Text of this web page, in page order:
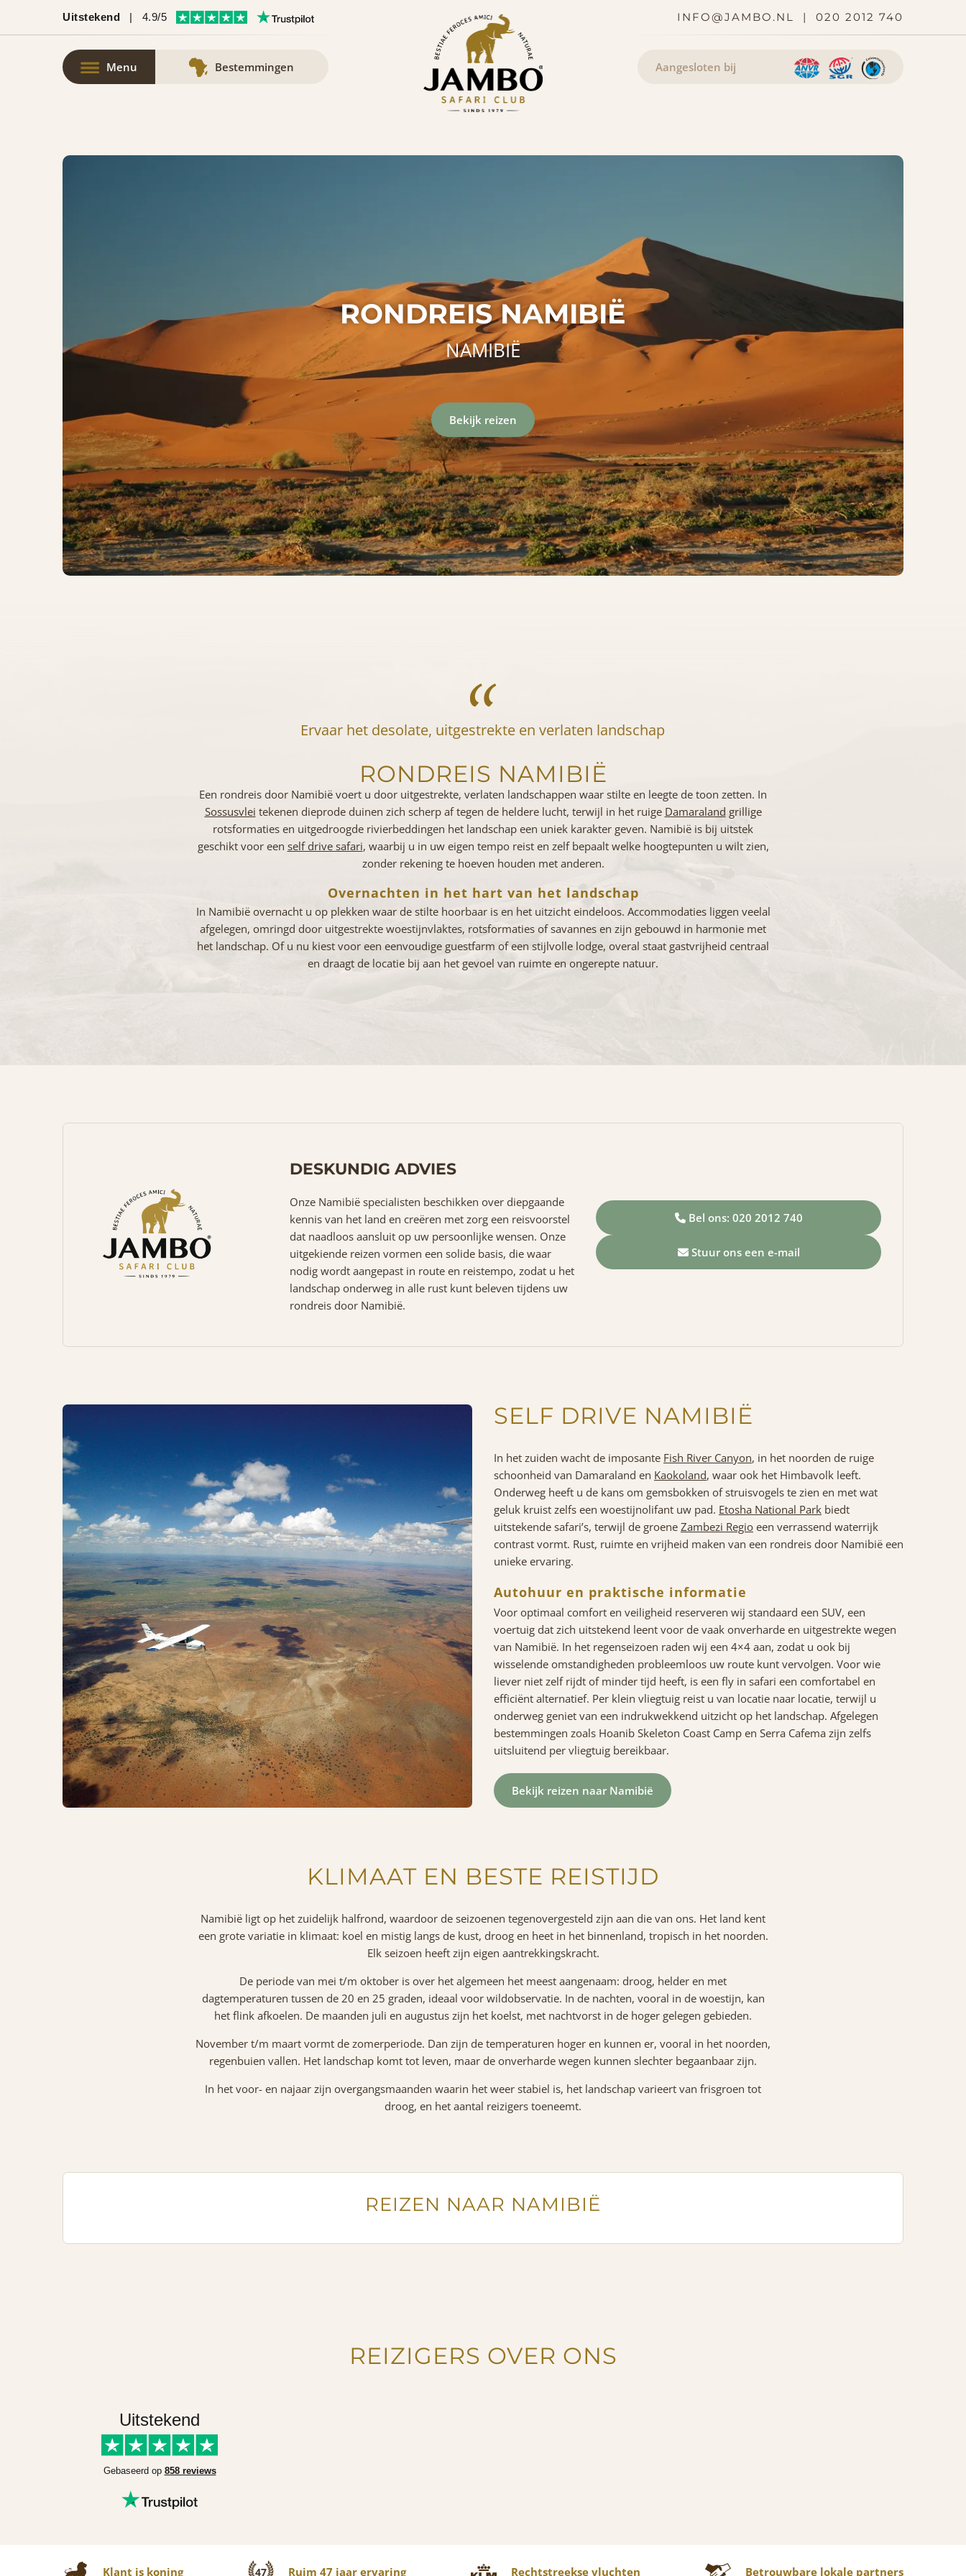
Uitstekend | 4.9/5 INFO@JAMBO.NL | 020 2012 740
Menu Bestemmingen Aangesloten bij
RONDREIS NAMIBIË
NAMIBIË
Bekijk reizen
Ervaar het desolate, uitgestrekte en verlaten landschap
RONDREIS NAMIBIË
Een rondreis door Namibië voert u door uitgestrekte, verlaten landschappen waar stilte en leegte de toon zetten. In
Sossusvlei tekenen dieprode duinen zich scherp af tegen de heldere lucht, terwijl in het ruige Damaraland grillige
rotsformaties en uitgedroogde rivierbeddingen het landschap een uniek karakter geven. Namibië is bij uitstek
geschikt voor een self drive safari, waarbij u in uw eigen tempo reist en zelf bepaalt welke hoogtepunten u wilt zien,
zonder rekening te hoeven houden met anderen.
Overnachten in het hart van het landschap
In Namibië overnacht u op plekken waar de stilte hoorbaar is en het uitzicht eindeloos. Accommodaties liggen veelal
afgelegen, omringd door uitgestrekte woestijnvlaktes, rotsformaties of savannes en zijn gebouwd in harmonie met
het landschap. Of u nu kiest voor een eenvoudige guestfarm of een stijlvolle lodge, overal staat gastvrijheid centraal
en draagt de locatie bij aan het gevoel van ruimte en ongerepte natuur.
DESKUNDIG ADVIES
Onze Namibië specialisten beschikken over diepgaande
kennis van het land en creëren met zorg een reisvoorstel
dat naadloos aansluit op uw persoonlijke wensen. Onze
uitgekiende reizen vormen een solide basis, die waar
nodig wordt aangepast in route en reistempo, zodat u het
landschap onderweg in alle rust kunt beleven tijdens uw
rondreis door Namibië.
Bel ons: 020 2012 740
Stuur ons een e-mail
SELF DRIVE NAMIBIË
In het zuiden wacht de imposante Fish River Canyon, in het noorden de ruige
schoonheid van Damaraland en Kaokoland, waar ook het Himbavolk leeft.
Onderweg heeft u de kans om gemsbokken of struisvogels te zien en met wat
geluk kruist zelfs een woestijnolifant uw pad. Etosha National Park biedt
uitstekende safari’s, terwijl de groene Zambezi Regio een verrassend waterrijk
contrast vormt. Rust, ruimte en vrijheid maken van een rondreis door Namibië een
unieke ervaring.
Autohuur en praktische informatie
Voor optimaal comfort en veiligheid reserveren wij standaard een SUV, een
voertuig dat zich uitstekend leent voor de vaak onverharde en uitgestrekte wegen
van Namibië. In het regenseizoen raden wij een 4×4 aan, zodat u ook bij
wisselende omstandigheden probleemloos uw route kunt vervolgen. Voor wie
liever niet zelf rijdt of minder tijd heeft, is een fly in safari een comfortabel en
efficiënt alternatief. Per klein vliegtuig reist u van locatie naar locatie, terwijl u
onderweg geniet van een indrukwekkend uitzicht op het landschap. Afgelegen
bestemmingen zoals Hoanib Skeleton Coast Camp en Serra Cafema zijn zelfs
uitsluitend per vliegtuig bereikbaar.
Bekijk reizen naar Namibië
KLIMAAT EN BESTE REISTIJD
Namibië ligt op het zuidelijk halfrond, waardoor de seizoenen tegenovergesteld zijn aan die van ons. Het land kent
een grote variatie in klimaat: koel en mistig langs de kust, droog en heet in het binnenland, tropisch in het noorden.
Elk seizoen heeft zijn eigen aantrekkingskracht.
De periode van mei t/m oktober is over het algemeen het meest aangenaam: droog, helder en met
dagtemperaturen tussen de 20 en 25 graden, ideaal voor wildobservatie. In de nachten, vooral in de woestijn, kan
het flink afkoelen. De maanden juli en augustus zijn het koelst, met nachtvorst in de hoger gelegen gebieden.
November t/m maart vormt de zomerperiode. Dan zijn de temperaturen hoger en kunnen er, vooral in het noorden,
regenbuien vallen. Het landschap komt tot leven, maar de onverharde wegen kunnen slechter begaanbaar zijn.
In het voor- en najaar zijn overgangsmaanden waarin het weer stabiel is, het landschap varieert van frisgroen tot
droog, en het aantal reizigers toeneemt.
REIZEN NAAR NAMIBIË
REIZIGERS OVER ONS
Uitstekend
Gebaseerd op 858 reviews
Klant is koning 47 Ruim 47 jaar ervaring Rechtstreekse vluchten Betrouwbare lokale partners